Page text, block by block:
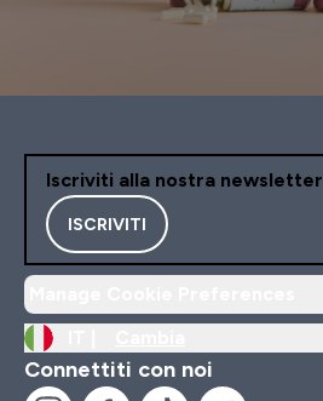
Iscriviti alla nostra newsletter
ISCRIVITI
Connettiti con noi